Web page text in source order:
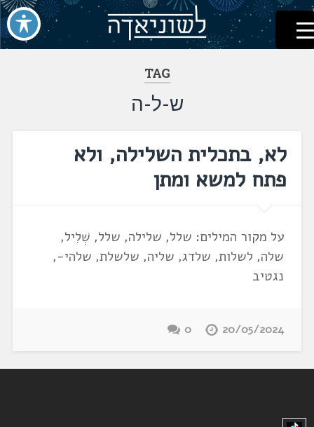
דלג
לתוכן
לשוניאדה
עברית. לשון. שפה
TAG
ש-ל-ה
לא, בתכלית השלילה, ולא
פתח למשא ומתן
על מקור המילים: שלל, שלילה, שלל, שְׁלִיל,
שלה, לשלות, שלדג, שליה, שלשלת, שלהי-,
נגטיב
20/05/2024
0